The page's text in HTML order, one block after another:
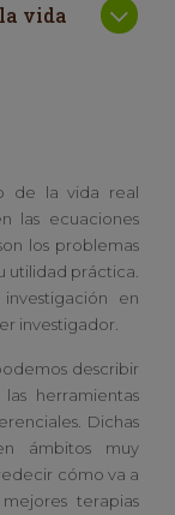
vida
de la vida real
las ecuaciones
los problemas
utilidad práctica.
en
investigador.
describir
herramientas
Dichas
ámbitos muy
cómo va a
terapias